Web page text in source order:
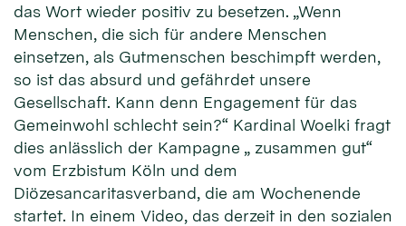
das Wort wieder positiv zu besetzen. „Wenn
Menschen, die sich für andere Menschen
einsetzen, als Gutmenschen beschimpft werden,
so ist das absurd und gefährdet unsere
Gesellschaft. Kann denn Engagement für das
Gemeinwohl schlecht sein?“ Kardinal Woelki fragt
dies anlässlich der Kampagne „ zusammen gut“
vom Erzbistum Köln und dem
Diözesancaritasverband, die am Wochenende
startet. In einem Video, das derzeit in den sozialen